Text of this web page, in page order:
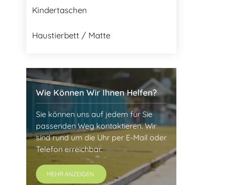
Kindertaschen
Haustierbett / Matte
Wie Können Wir Ihnen Helfen?
Sie können uns auf jedem für Sie
passenden Weg kontaktieren. Wir
sind rund um die Uhr per E-Mail oder
Telefon erreichbar.
MEHR ANZEIGEN